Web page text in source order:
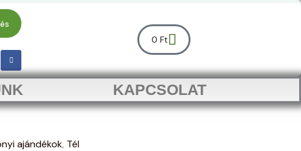
F
a
e
o
k
-
0FtKosár
KAPCSOLAT
ajándékok, Tél